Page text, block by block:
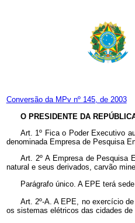
Conversão da MPv nº 145, de 2003
O PRESIDENTE DA
Art. 1º Fica o Poder Executivo
denominada Empresa de Pesquisa
Art. 2º A Empresa de Pesquisa
natural e seus derivados, carvão
Parágrafo único. A EPE terá
Art. 2º-A. A EPE, no exercício
os sistemas elétricos das cidades